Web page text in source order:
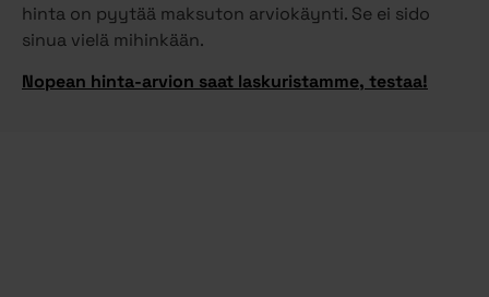
hinta on pyytää maksuton arviokäynti. Se ei sido
sinua vielä mihinkään.
Nopean hinta-arvion saat laskuristamme, testaa!